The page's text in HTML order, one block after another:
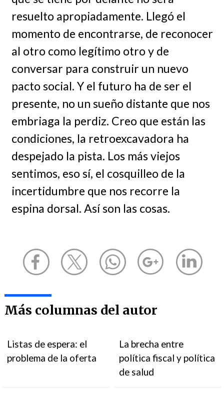
resuelto apropiadamente. Llegó el
momento de encontrarse, de reconocer
al otro como legítimo otro y de
conversar para construir un nuevo
pacto social. Y el futuro ha de ser el
presente, no un sueño distante que nos
embriaga la perdiz. Creo que están las
condiciones, la retroexcavadora ha
despejado la pista. Los más viejos
sentimos, eso sí, el cosquilleo de la
incertidumbre que nos recorre la
espina dorsal. Así son las cosas.
Más columnas del autor
Listas de espera: el
problema de la oferta
La brecha entre
política fiscal y política
de salud